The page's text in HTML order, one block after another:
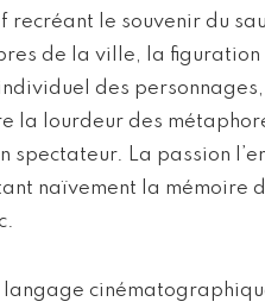
recréant le souvenir du
de la ville, la
des
la lourdeur des
spectateur. La passion
naïvement la mémoire